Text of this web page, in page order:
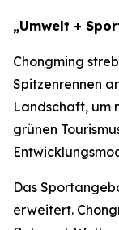
„Umwelt +
Chongming
Spitzenrennen
Landschaft, um
grünen
Das
erweitert.